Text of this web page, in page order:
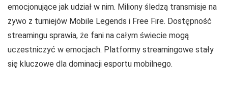
emocjonujące jak udział w nim. Miliony śledzą transmisje na
żywo z turniejów Mobile Legends i Free Fire. Dostępność
streamingu sprawia, że fani na całym świecie mogą
uczestniczyć w emocjach. Platformy streamingowe stały
się kluczowe dla dominacji esportu mobilnego.